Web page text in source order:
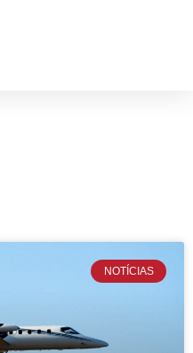
NOTÍCIAS